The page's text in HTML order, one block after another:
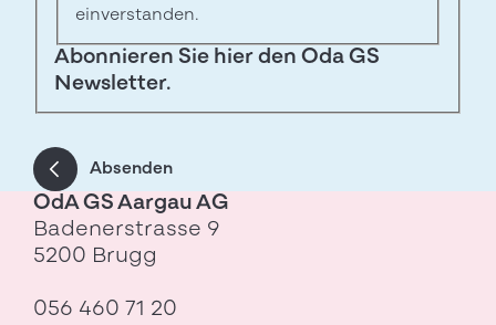
einverstanden.
Abonnieren Sie hier den Oda GS
Newsletter.
Absenden
OdA GS Aargau AG
Badenerstrasse 9
5200 Brugg
056 460 71 20